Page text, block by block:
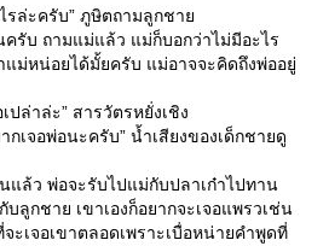
ไรล่ะครับ” ภูษิตถามลูกชา
ครับ ถามแม่แล้ว แม่ก็บอกว่าไม่มีอะไร
แม่หน่อยได้มั้ยครับ แม่อาจจะคิดถึงพ่ออยู่
ปล่าล่ะ” สารวัตรหยั่งเชิง
กเจอพ่อนะครับ” น้ำเสียงของเด็กชายดู
แล้ว พ่อจะรับไปแม่กับปลาเก๋าไปทาน
กชาย เขาเองก็อยากจะเจอแพรวเช่น
ะเจอเขาตลอดเพราะเบื่อหน่ายคำพูดที่